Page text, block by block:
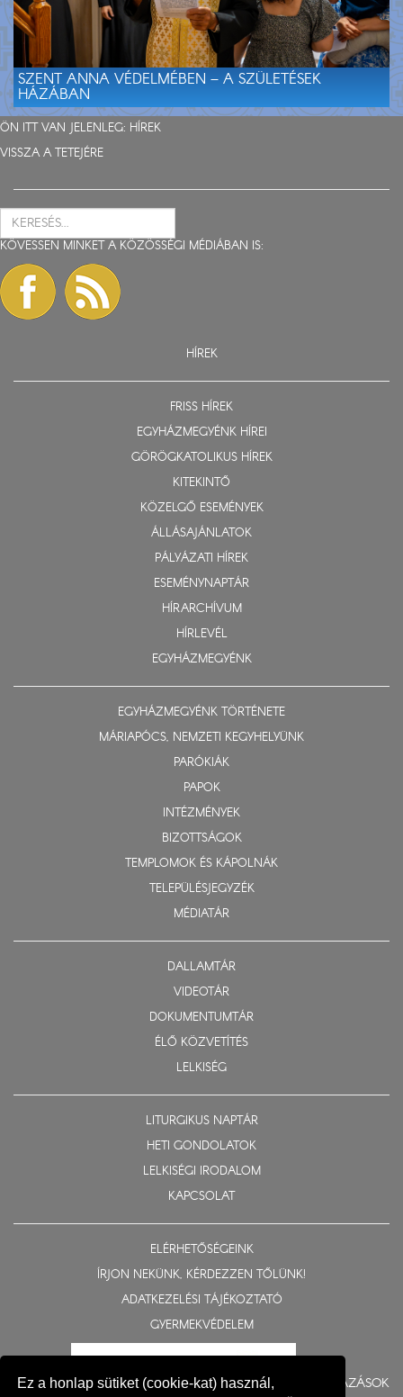
Ez a honlap sütiket (cookie-kat) használ,
SZENT ANNA VÉDELMÉBEN – A SZÜLETÉSEK
HÁZÁBAN
ÖN ITT VAN JELENLEG: HÍREK
VISSZA A TETEJÉRE
KÖVESSEN MINKET A KÖZÖSSÉGI MÉDIÁBAN IS:
HÍREK
FRISS HÍREK
EGYHÁZMEGYÉNK HÍREI
GÖRÖGKATOLIKUS HÍREK
KITEKINTŐ
KÖZELGŐ ESEMÉNYEK
ÁLLÁSAJÁNLATOK
PÁLYÁZATI HÍREK
ESEMÉNYNAPTÁR
HÍRARCHÍVUM
HÍRLEVÉL
EGYHÁZMEGYÉNK
EGYHÁZMEGYÉNK TÖRTÉNETE
MÁRIAPÓCS, NEMZETI KEGYHELYÜNK
PARÓKIÁK
PAPOK
INTÉZMÉNYEK
BIZOTTSÁGOK
TEMPLOMOK ÉS KÁPOLNÁK
TELEPÜLÉSJEGYZÉK
MÉDIATÁR
DALLAMTÁR
VIDEOTÁR
DOKUMENTUMTÁR
ÉLŐ KÖZVETÍTÉS
LELKISÉG
LITURGIKUS NAPTÁR
HETI GONDOLATOK
LELKISÉGI IRODALOM
KAPCSOLAT
ELÉRHETŐSÉGEINK
ÍRJON NEKÜNK, KÉRDEZZEN TŐLÜNK!
ADATKEZELÉSI TÁJÉKOZTATÓ
GYERMEKVÉDELEM
BERUHÁZÁSOK